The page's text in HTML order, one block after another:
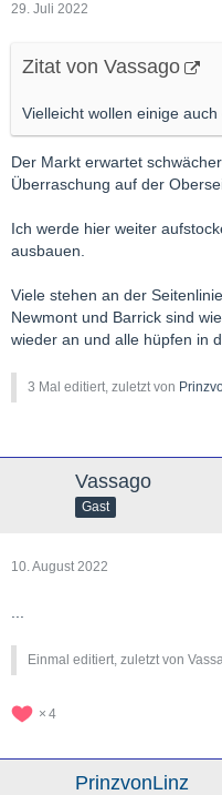
29. Juli 2022
Zitat von Vassago
Vielleicht wollen einige
Der Markt erwartet
Überraschung auf der
Ich werde hier weiter
ausbauen.
Viele stehen an der
Newmont und Barrick sind
wieder an und alle hüpfen in
3 Mal editiert, zuletzt von
Vassago
Gast
10. August 2022
Einmal editiert, zuletzt von
4
PrinzvonLinz